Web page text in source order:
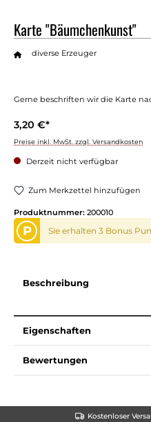
Karte "Bäumchenkunst"
diverse Erzeuger
Gerne beschriften wir die Karte
3,20 €*
Preise inkl. MwSt. zzgl. Versandkosten
Derzeit nicht verfügbar
Zum Merkzettel hinzufügen
Produktnummer: 200010
P Sie erhalten 3 Bonus
Beschreibung
Eigenschaften
Bewertungen
Kostenloser